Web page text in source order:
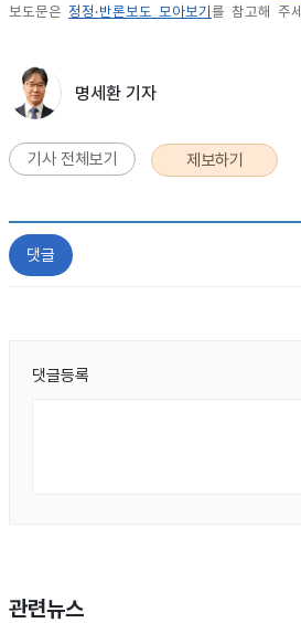
보도문은 정정·반론보도 모아보기 를 참고해 주
명세환 기자
기사 전체보기 제보하기
댓글
댓글등록
관련뉴스